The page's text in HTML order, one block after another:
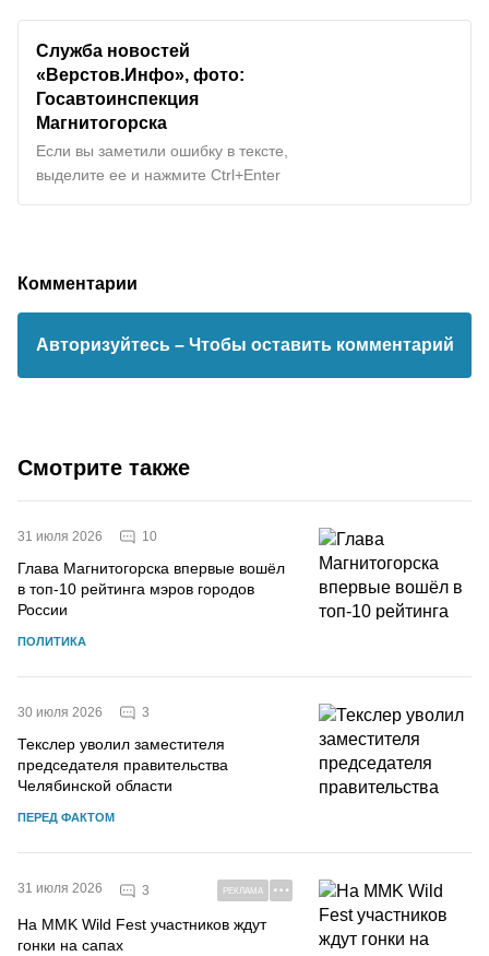
Служба новостей
«Верстов.Инфо», фото:
Госавтоинспекция
Магнитогорска
Если вы заметили ошибку в тексте,
выделите ее и нажмите Ctrl+Enter
Комментарии
Авторизуйтесь – Чтобы оставить комментарий
Смотрите также
31 июля 2026 10
Глава Магнитогорска впервые вошёл
в топ-10 рейтинга мэров городов
России
ПОЛИТИКА
30 июля 2026 3
Текслер уволил заместителя
председателя правительства
Челябинской области
ПЕРЕД ФАКТОМ
31 июля 2026 3 РЕКЛАМА
На MMK Wild Fest участников ждут
гонки на сапах